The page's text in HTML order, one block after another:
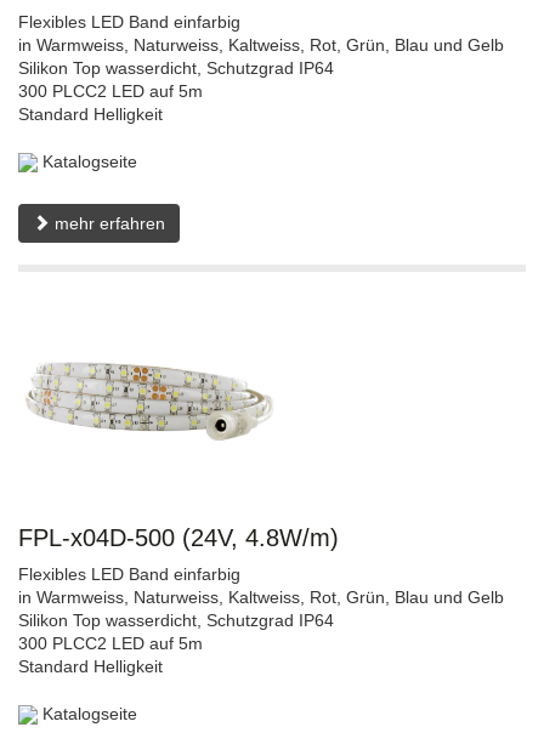
Flexibles LED Band einfarbig
in Warmweiss, Naturweiss, Kaltweiss, Rot, Grün, Blau und Gelb
Silikon Top wasserdicht, Schutzgrad IP64
300 PLCC2 LED auf 5m
Standard Helligkeit
Katalogseite
mehr erfahren
FPL-x04D-500 (24V, 4.8W/m)
Flexibles LED Band einfarbig
in Warmweiss, Naturweiss, Kaltweiss, Rot, Grün, Blau und Gelb
Silikon Top wasserdicht, Schutzgrad IP64
300 PLCC2 LED auf 5m
Standard Helligkeit
Katalogseite